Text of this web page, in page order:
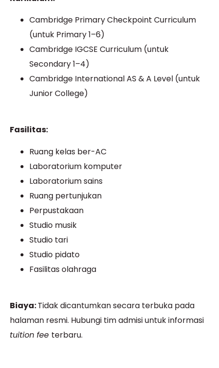
Cambridge Primary Checkpoint Curriculum
(untuk Primary 1–6)
Cambridge IGCSE Curriculum (untuk
Secondary 1–4)
Cambridge International AS & A Level (untuk
Junior College)
Fasilitas:
Ruang kelas ber-AC
Laboratorium komputer
Laboratorium sains
Ruang pertunjukan
Perpustakaan
Studio musik
Studio tari
Studio pidato
Fasilitas olahraga
Biaya:Tidak dicantumkan secara terbuka pada
halaman resmi. Hubungi tim admisi untuk informasi
tuition fee terbaru.